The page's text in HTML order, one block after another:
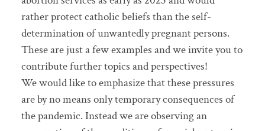
rather protect catholic beliefs than the self-
determination of unwantedly pregnant persons.
These are just a few examples and we invite you to
contribute further topics and perspectives!
We would like to emphasize that these pressures
are by no means only temporary consequences of
the pandemic. Instead we are observing an